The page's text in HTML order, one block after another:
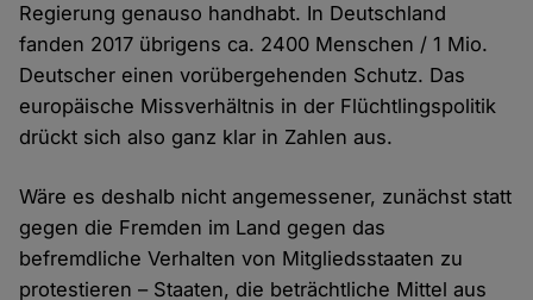
Regierung genauso handhabt. In Deutschland
fanden 2017 übrigens ca. 2400 Menschen / 1 Mio.
Deutscher einen vorübergehenden Schutz. Das
europäische Missverhältnis in der Flüchtlingspolitik
drückt sich also ganz klar in Zahlen aus.
Wäre es deshalb nicht angemessener, zunächst statt
gegen die Fremden im Land gegen das
befremdliche Verhalten von Mitgliedsstaaten zu
protestieren – Staaten, die beträchtliche Mittel aus